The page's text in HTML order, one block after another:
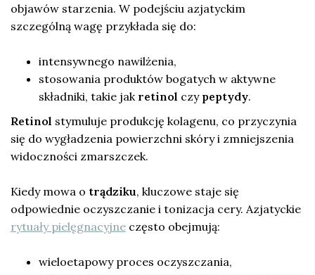
objawów starzenia. W podejściu azjatyckim
szczególną wagę przykłada się do:
intensywnego nawilżenia,
stosowania produktów bogatych w aktywne
składniki, takie jak retinol czy peptydy.
Retinol stymuluje produkcję kolagenu, co przyczynia
się do wygładzenia powierzchni skóry i zmniejszenia
widoczności zmarszczek.
Kiedy mowa o trądziku, kluczowe staje się
odpowiednie oczyszczanie i tonizacja cery. Azjatyckie
rytuały pielęgnacyjne często obejmują:
wieloetapowy proces oczyszczania,